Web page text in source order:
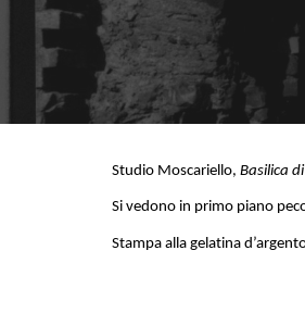
Studio Moscariello, Basilica
Si vedono in primo piano
Stampa alla gelatina